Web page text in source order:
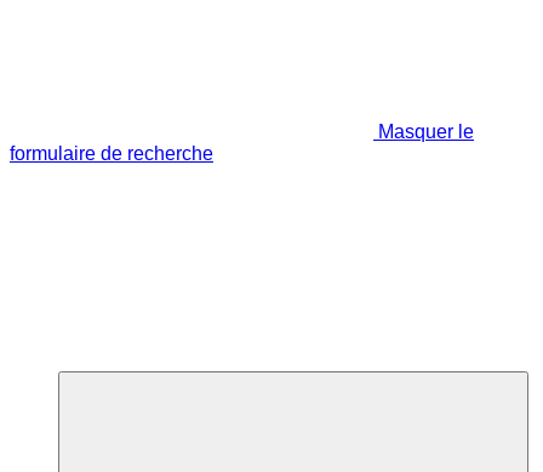
Masquer le
formulaire de recherche